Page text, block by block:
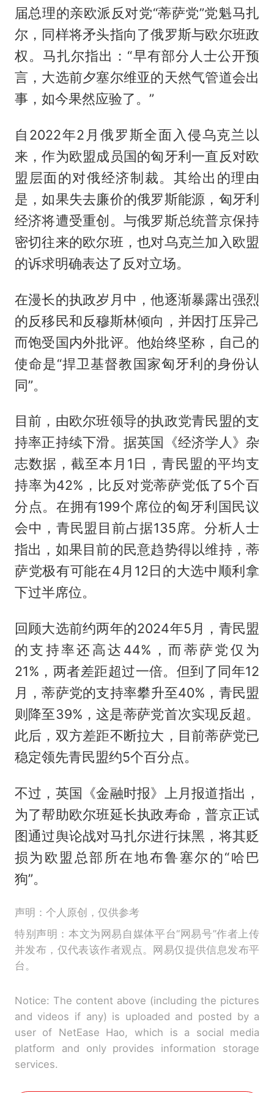
届总理的亲欧派反对党“蒂萨党”党魁马扎
尔，同样将矛头指向了俄罗斯与欧尔班政
权。马扎尔指出：“早有部分人士公开预
言，大选前夕塞尔维亚的天然气管道会出
事，如今果然应验了。”
自2022年2月俄罗斯全面入侵乌克兰以
来，作为欧盟成员国的匈牙利一直反对欧
盟层面的对俄经济制裁。其给出的理由
是，如果失去廉价的俄罗斯能源，匈牙利
经济将遭受重创。与俄罗斯总统普京保持
密切往来的欧尔班，也对乌克兰加入欧盟
的诉求明确表达了反对立场。
在漫长的执政岁月中，他逐渐暴露出强烈
的反移民和反穆斯林倾向，并因打压异己
而饱受国内外批评。他始终坚称，自己的
使命是“捍卫基督教国家匈牙利的身份认
同”。
目前，由欧尔班领导的执政党青民盟的支
持率正持续下滑。据英国《经济学人》杂
志数据，截至本月1日，青民盟的平均支
持率为42%，比反对党蒂萨党低了5个百
分点。在拥有199个席位的匈牙利国民议
会中，青民盟目前占据135席。分析人士
指出，如果目前的民意趋势得以维持，蒂
萨党极有可能在4月12日的大选中顺利拿
下过半席位。
回顾大选前约两年的2024年5月，青民盟
的支持率还高达44%，而蒂萨党仅为
21%，两者差距超过一倍。但到了同年12
月，蒂萨党的支持率攀升至40%，青民盟
则降至39%，这是蒂萨党首次实现反超。
此后，双方差距不断拉大，目前蒂萨党已
稳定领先青民盟约5个百分点。
不过，英国《金融时报》上月报道指出，
为了帮助欧尔班延长执政寿命，普京正试
图通过舆论战对马扎尔进行抹黑，将其贬
损为欧盟总部所在地布鲁塞尔的“哈巴
狗”。
声明：个人原创，仅供参考
特别声明：本文为网易自媒体平台“网易号”作者上传
并发布，仅代表该作者观点。网易仅提供信息发布平
台。
Notice: The content above (including the pictures
and videos if any) is uploaded and posted by a
user of NetEase Hao, which is a social media
platform and only provides information storage
services.